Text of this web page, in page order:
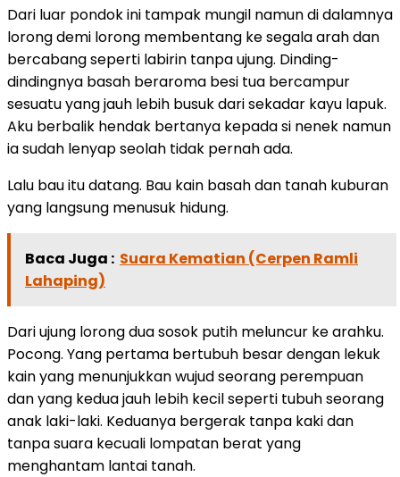
Dari luar pondok ini tampak mungil namun di dalamnya
lorong demi lorong membentang ke segala arah dan
bercabang seperti labirin tanpa ujung. Dinding-
dindingnya basah beraroma besi tua bercampur
sesuatu yang jauh lebih busuk dari sekadar kayu lapuk.
Aku berbalik hendak bertanya kepada si nenek namun
ia sudah lenyap seolah tidak pernah ada.
Lalu bau itu datang. Bau kain basah dan tanah kuburan
yang langsung menusuk hidung.
Baca Juga : Suara Kematian (Cerpen Ramli
Lahaping)
Dari ujung lorong dua sosok putih meluncur ke arahku.
Pocong. Yang pertama bertubuh besar dengan lekuk
kain yang menunjukkan wujud seorang perempuan
dan yang kedua jauh lebih kecil seperti tubuh seorang
anak laki-laki. Keduanya bergerak tanpa kaki dan
tanpa suara kecuali lompatan berat yang
menghantam lantai tanah.